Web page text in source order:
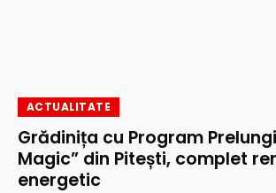
ACTUALITATE
Grădinița cu Program
Magic” din Pitești, complet
energetic